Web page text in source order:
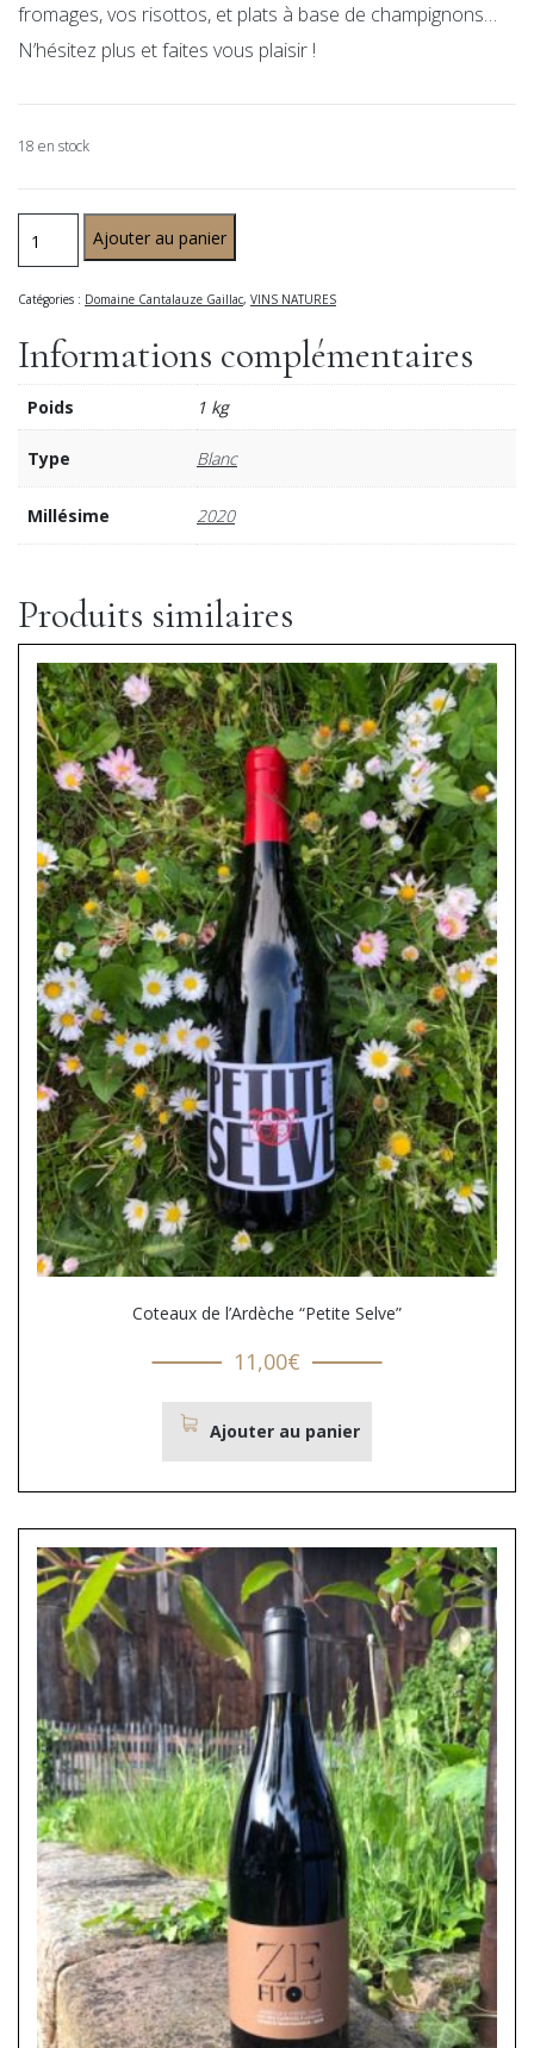
fromages, vos risottos, et plats à base de champignons…
N’hésitez plus et faites vous plaisir !
18 en stock
Ajouter au panier
Catégories : Domaine Cantalauze Gaillac, VINS NATURES
Informations complémentaires
Poids 1 kg
Type Blanc
Millésime 2020
Produits similaires
Coteaux de l’Ardèche “Petite Selve”
11,00€
Ajouter au panier